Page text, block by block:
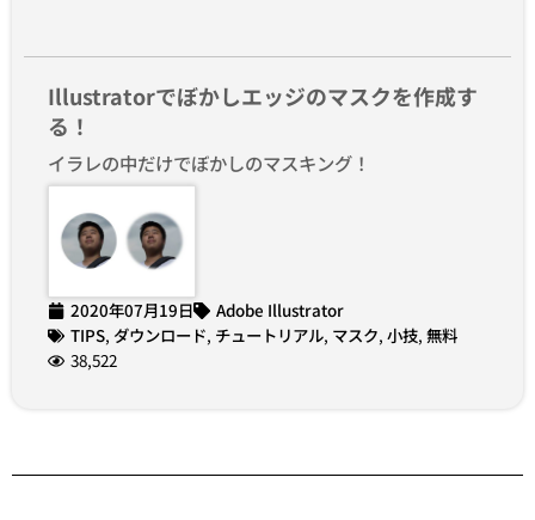
Illustratorでぼかしエッジのマスクを作成す
る！
イラレの中だけでぼかしのマスキング！
2020年07月19日
Adobe Illustrator
TIPS, ダウンロード, チュートリアル, マスク, 小技, 無料
38,522